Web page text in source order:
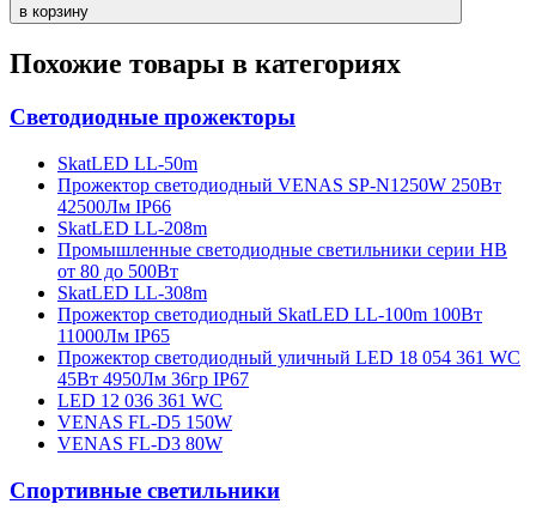
в корзину
Похожие товары в категориях
Светодиодные прожекторы
SkatLED LL-50m
Прожектор светодиодный VENAS SP-N1250W 250Вт
42500Лм IP66
SkatLED LL-208m
Промышленные светодиодные светильники серии HB
от 80 до 500Вт
SkatLED LL-308m
Прожектор светодиодный SkatLED LL-100m 100Вт
11000Лм IP65
Прожектор светодиодный уличный LED 18 054 361 WC
45Вт 4950Лм 36гр IP67
LED 12 036 361 WC
VENAS FL-D5 150W
VENAS FL-D3 80W
Спортивные светильники